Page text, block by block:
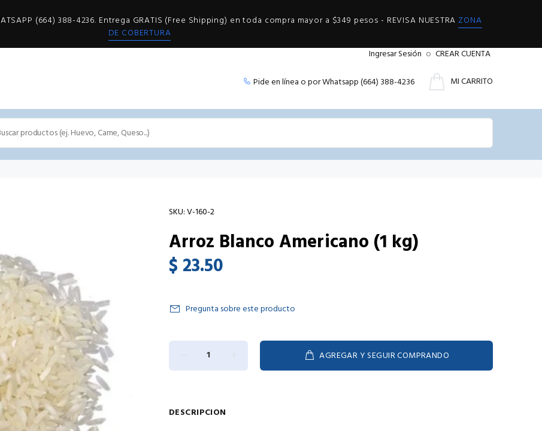
(664) 388-4236. Entrega GRATIS (Free Shipping) en toda compra mayor a $349 pesos - REVISA NUESTRA ZONA
DE COBERTURA
Ingresar Sesión o CREAR CUENTA
Pide en línea o por Whatsapp (664) 388-4236 MI CARRITO
SKU:V-160-2
Arroz Blanco Americano (1 kg)
$ 23.50
Pregunta sobre este producto
AGREGAR Y SEGUIR COMPRANDO
DESCRIPCION